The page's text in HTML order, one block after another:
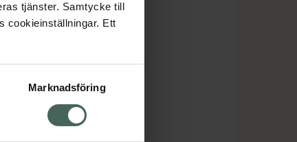
tjänster. Samtycke till
cookieinställningar. Ett
Marknadsföring